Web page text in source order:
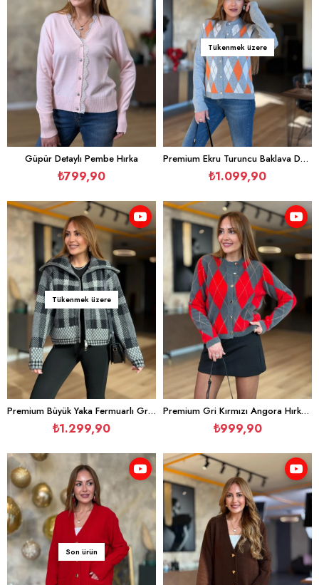
Güpür Detaylı Pembe Hırka
₺799,90
Tükenmek üzere
Premium Ekru Turuncu Baklava Desen Gri Hırka
₺1.099,90
Tükenmek üzere
Premium Büyük Yaka Fermuarlı Gri Ekoseli Hırka Ceket
₺1.299,90
Premium Gri Kırmızı Angora Hırka Ceket
₺999,90
Son ürün